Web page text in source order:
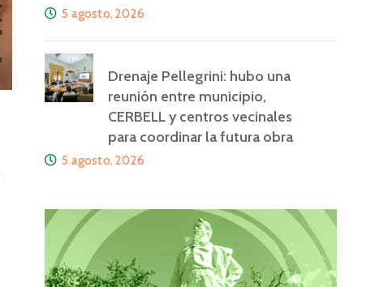
5 agosto, 2026
Drenaje Pellegrini: hubo una
reunión entre municipio,
CERBELL y centros vecinales
para coordinar la futura obra
5 agosto, 2026